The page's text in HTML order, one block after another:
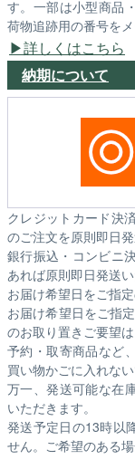
す。一部は小型商品
荷物追跡用の番号を
詳しくはこちら
納期について
クレジットカード決
のご注文を原則即日発
銀行振込・コンビニ
あれば原則即日発送い
お届け希望日をご指
お届け希望日をご指
のお取り置きご要望は
予約・取寄商品など
買い物かごに入れない
万一、発送可能な在
いただきます。
発送予定日の13時以
せん。ご希望のある